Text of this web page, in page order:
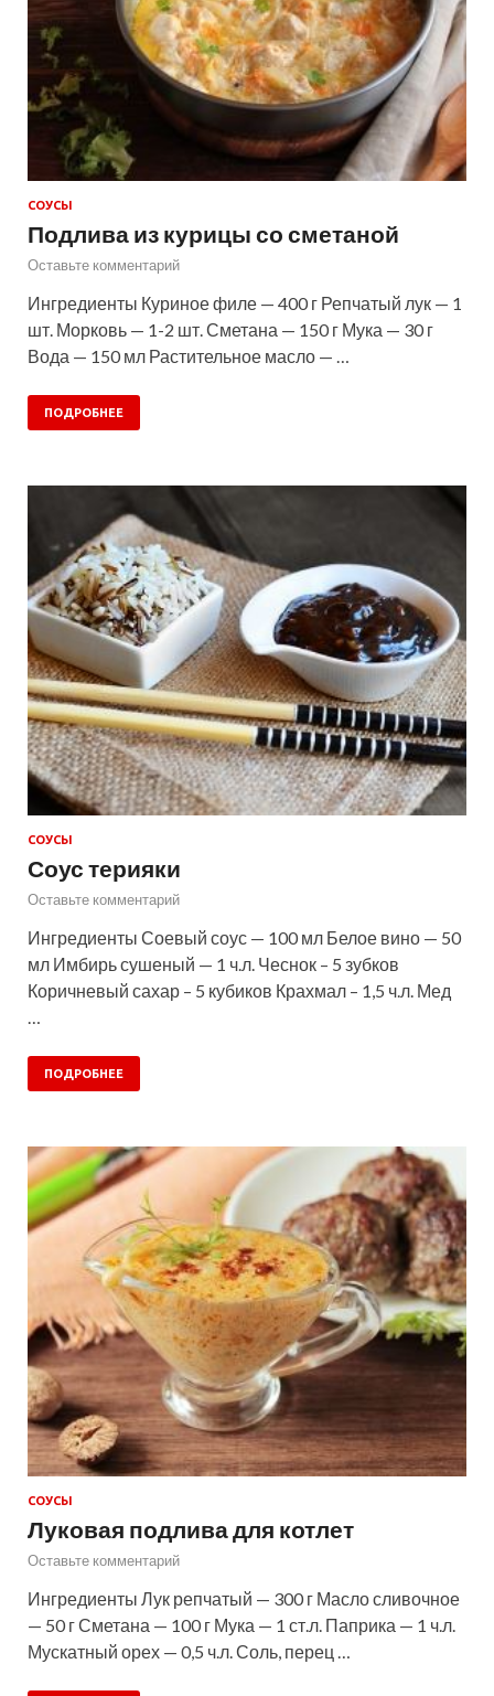
СОУСЫ
Подлива из курицы со сметаной
Оставьте комментарий
Ингредиенты Куриное филе — 400 г Репчатый лук — 1
шт. Морковь — 1-2 шт. Сметана — 150 г Мука — 30 г
Вода — 150 мл Растительное масло — …
ПОДРОБНЕЕ
СОУСЫ
Соус терияки
Оставьте комментарий
Ингредиенты Соевый соус — 100 мл Белое вино — 50
мл Имбирь сушеный — 1 ч.л. Чеснок – 5 зубков
Коричневый сахар – 5 кубиков Крахмал – 1,5 ч.л. Мед
…
ПОДРОБНЕЕ
СОУСЫ
Луковая подлива для котлет
Оставьте комментарий
Ингредиенты Лук репчатый — 300 г Масло сливочное
— 50 г Сметана — 100 г Мука — 1 ст.л. Паприка — 1 ч.л.
Мускатный орех — 0,5 ч.л. Соль, перец …